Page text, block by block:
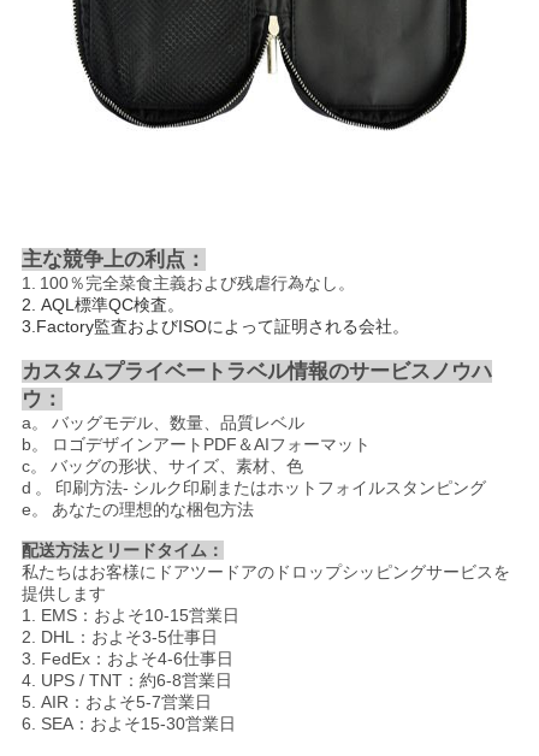
主な競争上の利点：
1. 100％完全菜食主義および残虐行為なし。
2. AQL標準QC検査。
3.Factory監査およびISOによって証明される会社。
カスタムプライベートラベル情報のサービスノウハ
ウ：
a。
バッグモデル、数量、品質レベル
b。
ロゴデザインアートPDF＆AIフォーマット
c。
バッグの形状、サイズ、素材、色
d 。 印刷方法- シルク印刷またはホットフォイルスタンピング
e。
あなたの理想的な梱包方法
配送方法とリードタイム：
私たちはお客様にドアツードアのドロップシッピングサービスを
提供します
1. EMS：およそ10-15営業日
2. DHL：およそ3-5仕事日
3. FedEx：およそ4-6仕事日
4. UPS / TNT：約6-8営業日
5. AIR：およそ5-7営業日
6. SEA：およそ15-30営業日